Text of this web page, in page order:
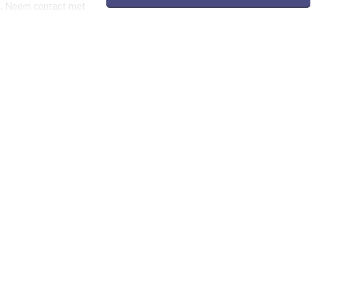
Neem contact met